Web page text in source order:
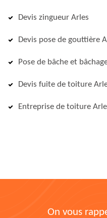
Devis zingueur Arles
Devis pose de gouttière
Pose de bâche et
Devis fuite de toiture
Entreprise de toiture
On vous